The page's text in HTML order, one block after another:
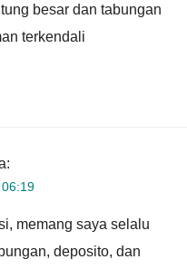
besar dan tabungan
terkendali
memang saya selalu
deposito, dan